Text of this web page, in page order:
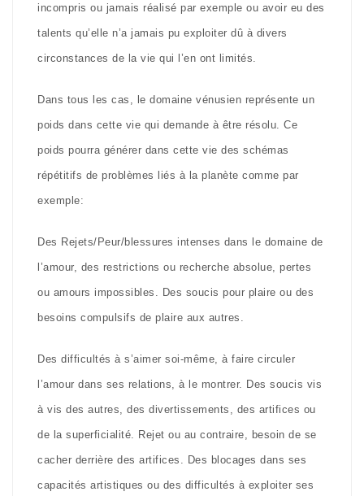
incompris ou jamais réalisé par exemple ou avoir eu des
talents qu’elle n’a jamais pu exploiter dû à divers
circonstances de la vie qui l’en ont limités.
Dans tous les cas, le domaine vénusien représente un
poids dans cette vie qui demande à être résolu. Ce
poids pourra générer dans cette vie des schémas
répétitifs de problèmes liés à la planète comme par
exemple:
Des Rejets/Peur/blessures intenses dans le domaine de
l’amour, des restrictions ou recherche absolue, pertes
ou amours impossibles. Des soucis pour plaire ou des
besoins compulsifs de plaire aux autres.
Des difficultés à s’aimer soi-même, à faire circuler
l’amour dans ses relations, à le montrer. Des soucis vis
à vis des autres, des divertissements, des artifices ou
de la superficialité. Rejet ou au contraire, besoin de se
cacher derrière des artifices. Des blocages dans ses
capacités artistiques ou des difficultés à exploiter ses